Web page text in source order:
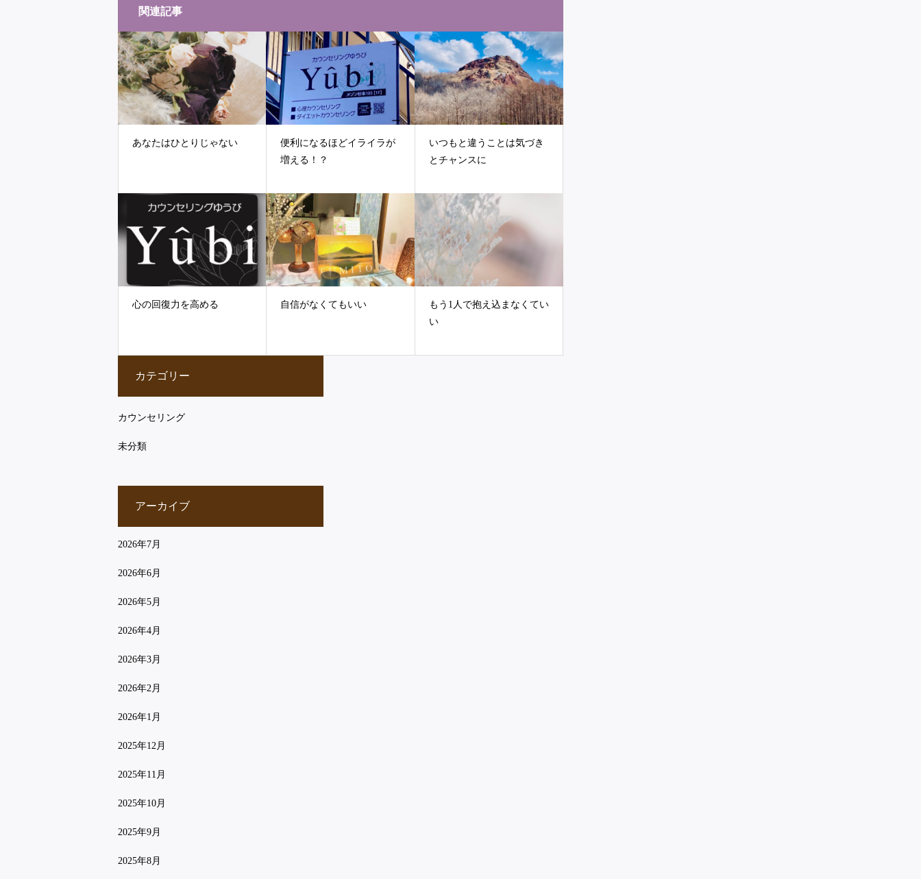
関連記事
あなたはひとりじゃない
便利になるほどイライラが
増える！？
いつもと違うことは気づき
とチャンスに
心の回復力を高める 自信がなくてもいい
もう1人で抱え込まなくてい
い
カテゴリー
カウンセリング
未分類
アーカイブ
2026年7月
2026年6月
2026年5月
2026年4月
2026年3月
2026年2月
2026年1月
2025年12月
2025年11月
2025年10月
2025年9月
2025年8月